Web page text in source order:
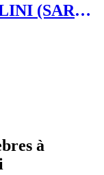
(SARL)
à